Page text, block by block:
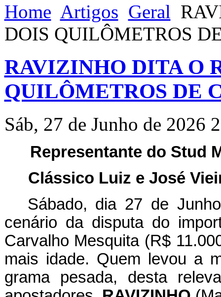
Home Artigos Geral
DOIS QUILÔMETROS
RAVIZINHO DITA O
QUILÔMETROS DE
Sáb, 27 de Junho de 2026
Representante do Stud
Clássico Luiz e José
Sábado, dia 27 de
cenário da disputa do
Carvalho Mesquita (R$
mais idade. Quem levou a
grama pesada, desta